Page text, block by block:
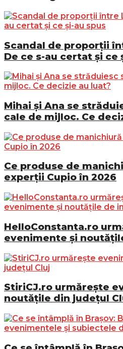
Scandal de proporții
De ce s-au certat și ce
Mihai și Ana se
cale de mijloc. Ce
Ce produse de
experții Cupio în 2026
HelloConstanta.ro
evenimente și
StiriCJ.ro urmărește
noutățile din județul